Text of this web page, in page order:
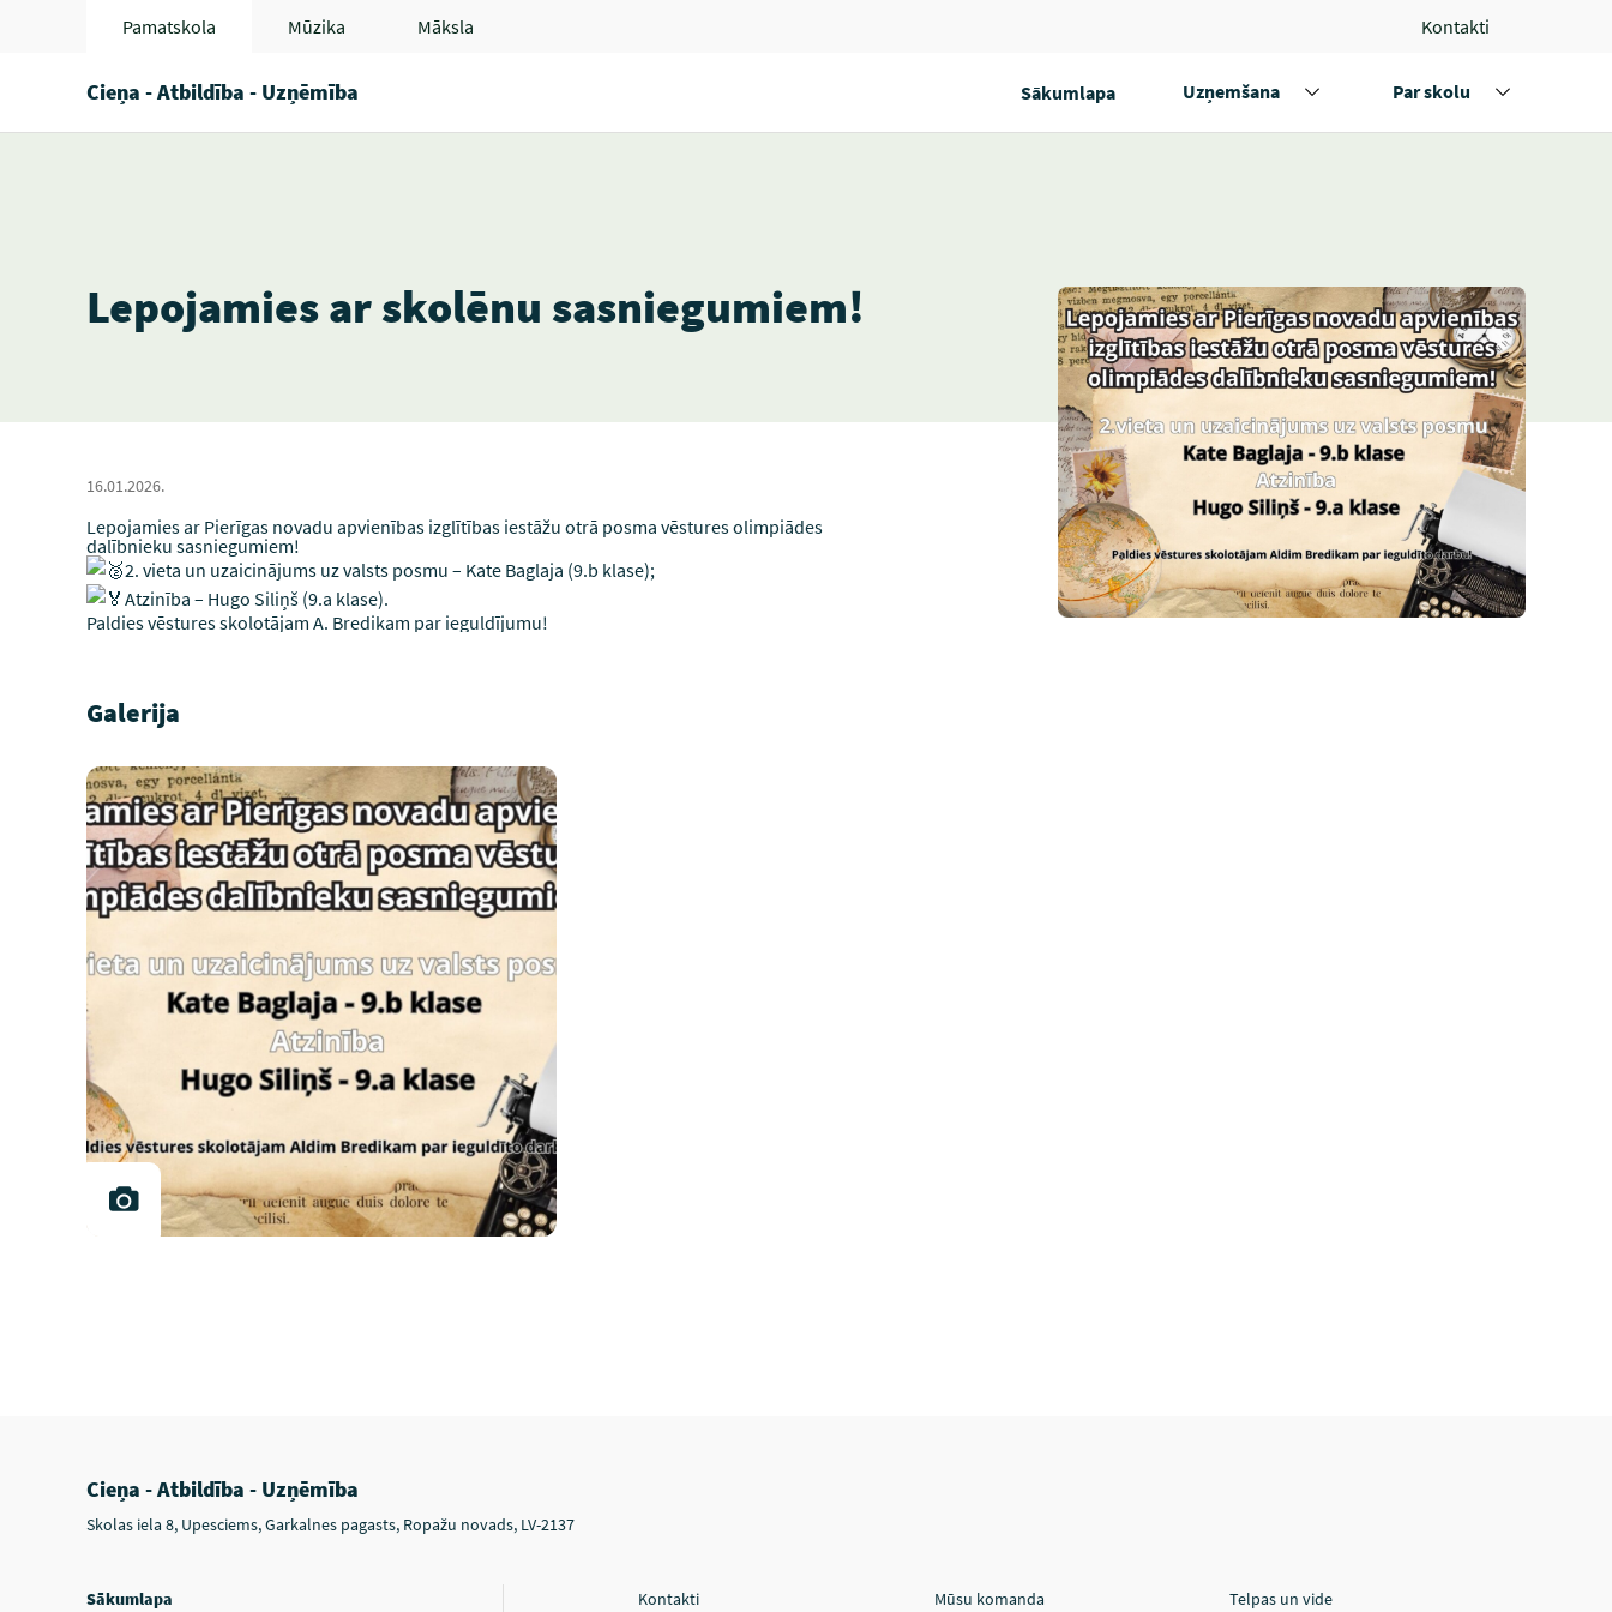
Pamatskola Mūzika Māksla Kontakti
Cieņa - Atbildība - Uzņēmība Sākumlapa Uzņemšana Par skolu
Lepojamies ar skolēnu sasniegumiem!
16.01.2026.
Lepojamies ar Pierīgas novadu apvienības izglītības iestāžu otrā posma vēstures olimpiādes
dalībnieku sasniegumiem!
2. vieta un uzaicinājums uz valsts posmu – Kate Baglaja (9.b klase);
Atzinība – Hugo Siliņš (9.a klase).
Paldies vēstures skolotājam A. Bredikam par ieguldījumu!
Galerija
Cieņa - Atbildība - Uzņēmība
Skolas iela 8, Upesciems, Garkalnes pagasts, Ropažu novads, LV-2137
Sākumlapa Kontakti Mūsu komanda Telpas un vide